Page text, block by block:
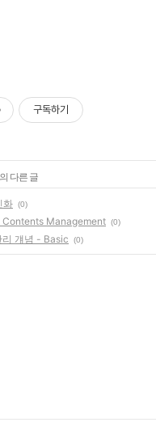
구독하기
다른 글
화 (0)
Contents Management (0)
걔념 - Basic (0)